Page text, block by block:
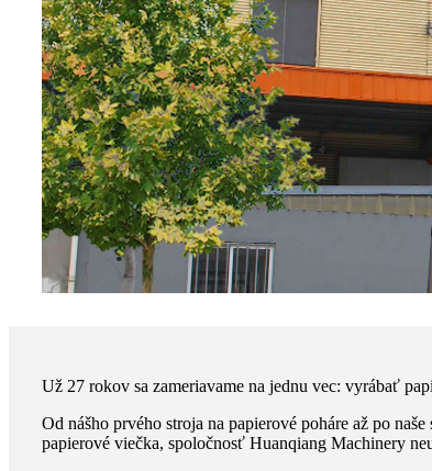
Už 27 rokov sa zameriavame na jednu vec: vyrábať
Od nášho prvého stroja na papierové poháre až po
papierové viečka, spoločnosť Huanqiang Machinery